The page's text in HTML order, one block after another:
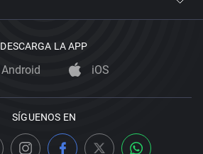
DESCARGA LA APP
Android iOS
SÍGUENOS EN